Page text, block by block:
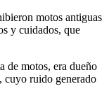
motos antiguas
y cuidados, que
de motos, era dueño
cuyo ruido generado